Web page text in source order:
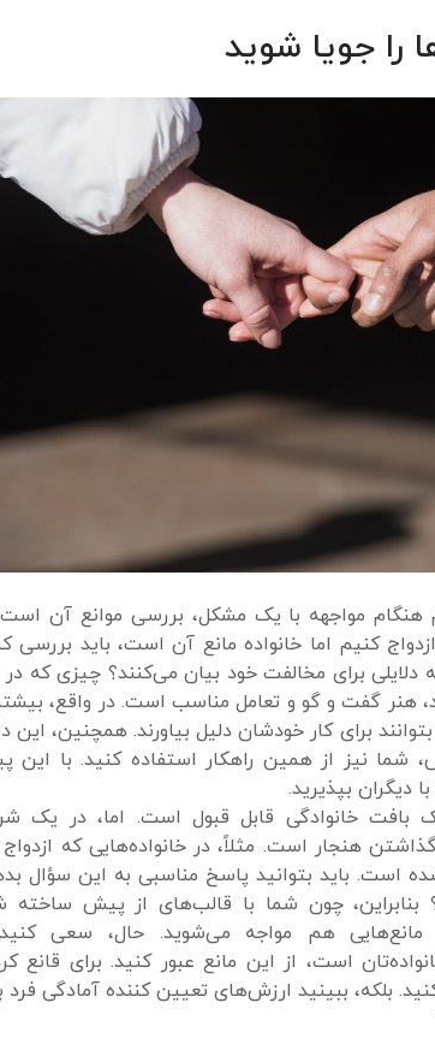
را جویا شوید
هنگام مواجهه با یک مشکل، بررسی موانع آن
کنیم اما خانواده مانع آن است، باید بررسی
برای مخالفت خود بیان می‌کنند؟ چیزی که در
هنر گفت و گو و تعامل مناسب است. در واقع،
برای کار خودشان دلیل بیاورند. همچنین، این
شما نیز از همین راهکار استفاده کنید. با این
دیگران بپذیرید.
بافت خانوادگی قابل قبول است. اما، در یک
هنجار است. مثلاً، در خانواده‌هایی که ازدواج
است. باید بتوانید پاسخ مناسبی به این سؤال
بنابراین، چون شما با قالب‌های از پیش ساخته
مانع‌هایی هم مواجه می‌شوید. حال، سعی
است، از این مانع عبور کنید. برای قانع
بلکه، ببینید ارزش‌های تعیین کننده آمادگی فرد